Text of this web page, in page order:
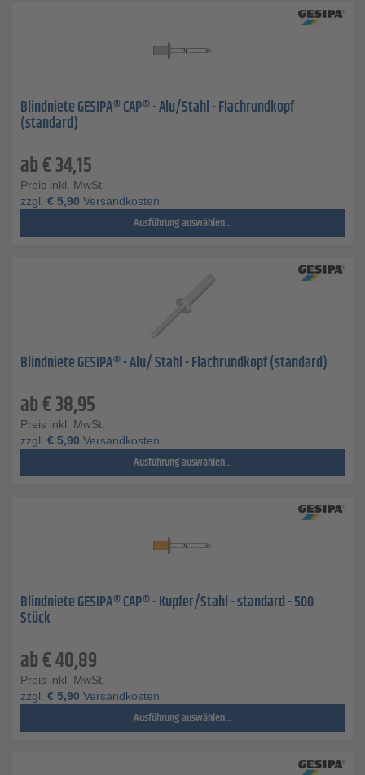
Blindniete GESIPA® CAP® - Alu/Stahl - Flachrundkopf
(standard)
ab€34,15
Preis inkl. MwSt.
zzgl. € 5,90 Versandkosten
Ausführung auswählen...
Blindniete GESIPA® - Alu/ Stahl - Flachrundkopf (standard)
ab€38,95
Preis inkl. MwSt.
zzgl. € 5,90 Versandkosten
Ausführung auswählen...
Blindniete GESIPA® CAP® - Kupfer/Stahl - standard - 500
Stück
ab€40,89
Preis inkl. MwSt.
zzgl. € 5,90 Versandkosten
Ausführung auswählen...